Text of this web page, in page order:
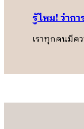
รู้ไหม! ว่าก
เราทุกคนมีค